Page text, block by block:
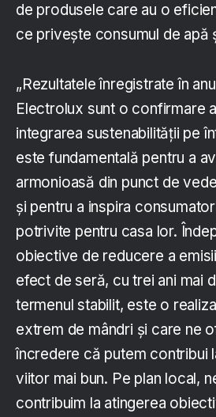
de produsele care au o
ce privește consumul de apă
„Rezultatele înregistrate în
Electrolux sunt o confirmare
integrarea sustenabilității pe
este fundamentală pentru a
armonioasă din punct de
și pentru a inspira
potrivite pentru casa lor.
obiective de reducere a
efect de seră, cu trei ani mai
termenul stabilit, este o
extrem de mândri și care ne
încredere că putem contribui
viitor mai bun. Pe plan local,
contribuim la atingerea